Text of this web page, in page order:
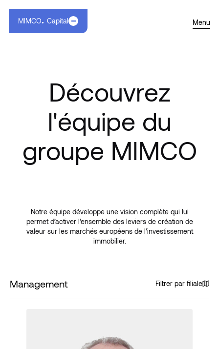
MIMCO Capital Menu
Découvrez
l'équipe du
groupe MIMCO
Notre équipe développe une vision complète qui lui
permet d’activer l’ensemble des leviers de création de
valeur sur les marchés européens de l'investissement
immobilier.
Management Filtrer par filiale